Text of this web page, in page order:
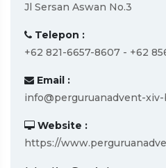
Jl Sersan Aswan No.3
Telepon :
+62 821-6657-8607 - +62
Email :
info@perguruanadvent-xiv-
Website :
https://